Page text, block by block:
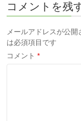
コメントを残
メールアドレスが公開
は必須項目です
コメント*